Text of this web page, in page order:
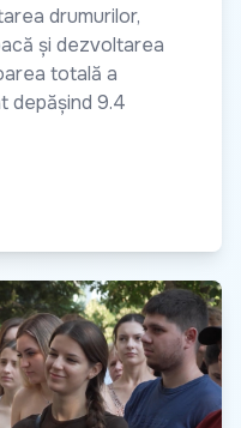
drumurilor,
și dezvoltarea
totală a
depășind 9.4